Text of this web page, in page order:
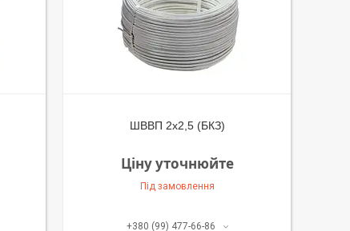
ШВВП 2х2,5 (БКЗ)
Ціну уточнюйте
Під замовлення
+380 (99) 477-66-86